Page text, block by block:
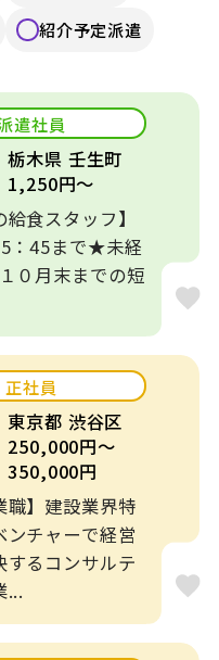
病院内保育
放課後デイ・発達
支援
介護・養護・支援
施設
工場
その他
リモート可
土日休み
オープニングスタ
ッフ
扶養内勤務OK
紹介予定派遣
遣社員
栃木県 壬生町
1,250円～
給食スタッフ】
：45まで★未経
０月末までの短
正社員
東京都 渋谷区
250,000円～
350,000円
職】建設業界特
ンチャーで経営
するコンサルテ
...